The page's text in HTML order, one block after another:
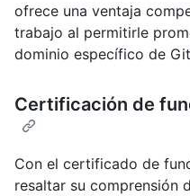
ofrece una ventaja
trabajo al permitirle
dominio específico de
Certificación de
Con el certificado de
resaltar su comprensión